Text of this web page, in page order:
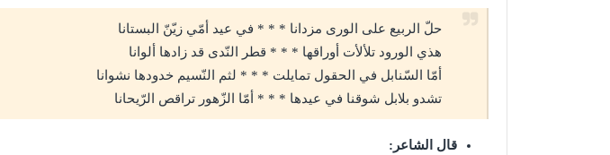
حلّ الربيع على الورى مزدانا * * * في عيد أمّي زيّنّ البستانا
هذي الورود تلألأت أوراقها * * * قطر النّدى قد زادها ألوانا
أمّا السّنابل في الحقول تمايلت * * * لثم النّسيم خدودها نشوانا
تشدو بلابل شوقنا في عيدها * * * أمّا الزّهور تراقص الرّيحانا
قال الشاعر: